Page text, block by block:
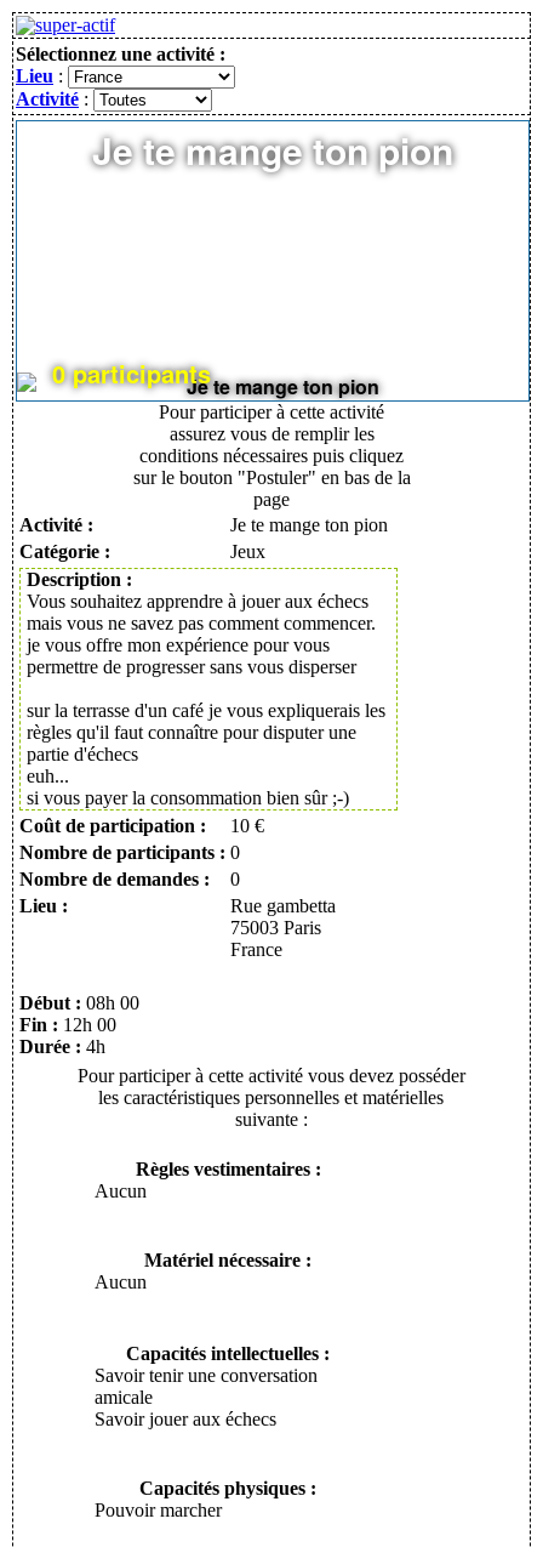
Sélectionnez une activité :
Lieu :
Activité :
Je te mange ton pion
0 participants
Pour participer à cette activité
assurez vous de remplir les
conditions nécessaires puis cliquez
sur le bouton "Postuler" en bas de la
page
Activité :
Je te mange ton pion
Catégorie :
Jeux
Description :
Vous souhaitez apprendre à jouer aux échecs
mais vous ne savez pas comment commencer.
je vous offre mon expérience pour vous
permettre de progresser sans vous disperser
sur la terrasse d'un café je vous expliquerais les
règles qu'il faut connaître pour disputer une
partie d'échecs
euh...
si vous payer la consommation bien sûr ;-)
Coût de participation :
10 €
Nombre de participants : 0
Nombre de demandes :
0
Lieu :
Rue gambetta
75003 Paris
France
Début : 08h 00
Fin : 12h 00
Durée : 4h
Pour participer à cette activité vous devez posséder
les caractéristiques personnelles et matérielles
suivante :
Règles vestimentaires :
Aucun
Matériel nécessaire :
Aucun
Capacités intellectuelles :
Savoir tenir une conversation
amicale
Savoir jouer aux échecs
Capacités physiques :
Pouvoir marcher